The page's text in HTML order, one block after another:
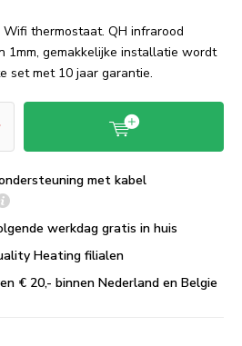
thermostaat. QH infrarood
1mm, gemakkelijke installatie wordt
set met 10 jaar garantie.
met kabel
werkdag gratis in huis
Heating filialen
€ 20,- binnen Nederland en Belgie